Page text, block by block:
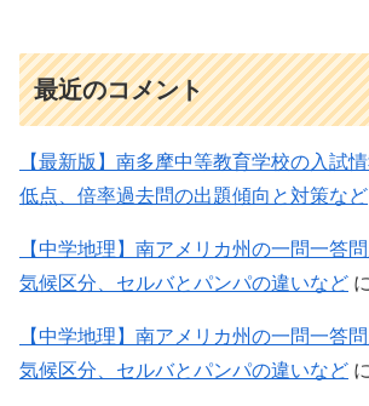
最近のコメント
【最新版】南多摩中等教育学校の入試
低点、倍率過去問の出題傾向と対策など
【中学地理】南アメリカ州の一問一答
気候区分、セルバとパンパの違いなど に
【中学地理】南アメリカ州の一問一答
気候区分、セルバとパンパの違いなど に